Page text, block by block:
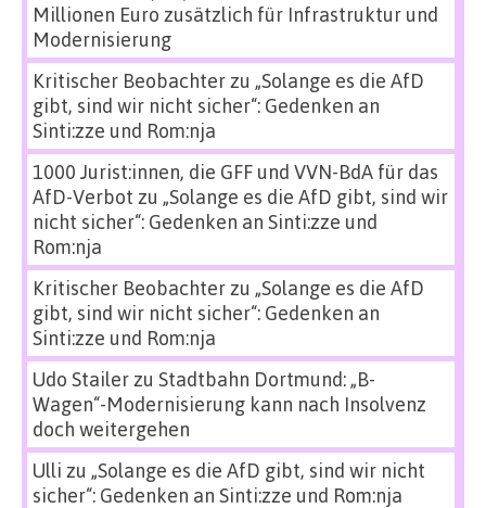
Millionen Euro zusätzlich für Infrastruktur und
Modernisierung
Kritischer Beobachterzu „Solange es die AfD
gibt, sind wir nicht sicher“: Gedenken an
Sinti:zze und Rom:nja
1000 Jurist:innen, die GFF und VVN-BdA für das
AfD-Verbot zu „Solange es die AfD gibt, sind wir
nicht sicher“: Gedenken an Sinti:zze und
Rom:nja
Kritischer Beobachterzu „Solange es die AfD
gibt, sind wir nicht sicher“: Gedenken an
Sinti:zze und Rom:nja
Udo Stailerzu Stadtbahn Dortmund: „B-
Wagen“-Modernisierung kann nach Insolvenz
doch weitergehen
Ulli zu „Solange es die AfD gibt, sind wir nicht
sicher“: Gedenken an Sinti:zze und Rom:nja